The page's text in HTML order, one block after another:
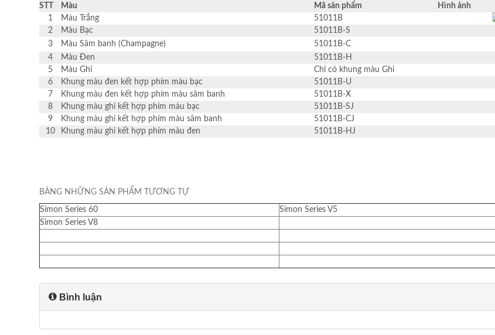
STT Màu Mã sản phẩm
Hình ảnh
1
Màu Trắng
51011B
2
Màu Bạc
51011B-S
3
Màu Sâm banh (Champagne)
51011B-C
4
Màu Đen
51011B-H
5
Màu Ghi
Chỉ có khung màu Ghi
6
Khung màu đen kết hợp phím màu bạc
51011B-U
7
Khung màu đen kết hợp phím màu sâm banh
51011B-X
8
Khung màu ghi kết hợp phím màu bạc
51011B-SJ
9
Khung màu ghi kết hợp phím màu sâm banh
51011B-CJ
10
Khung màu ghi kết hợp phím màu đen 51011B-HJ
BẢNG NHỮNG SẢN PHẨM TƯƠNG TỰ
Simon Series 60 Simon Series V5
Simon Series V8
Bình luận